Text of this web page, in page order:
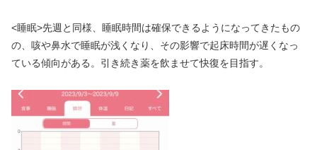
<睡眠>先週と同様、睡眠時間は確保できるようになってきたもの
の、咳や鼻水で睡眠が浅くなり、その影響で起床時間が遅くなっ
ている傾向がある。引き続き薬を飲ませて快復を目指す。